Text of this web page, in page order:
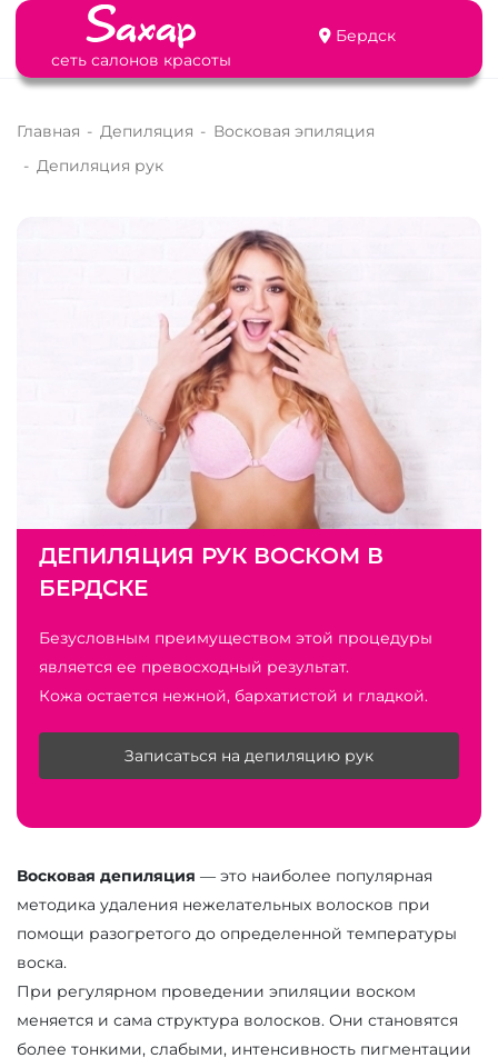
сеть салонов красоты
Бердск
Главная - Депиляция - Восковая эпиляция
- Депиляция рук
ДЕПИЛЯЦИЯ РУК ВОСКОМ В
БЕРДСКЕ
Безусловным преимуществом этой процедуры
является ее превосходный результат.
Кожа остается нежной, бархатистой и гладкой.
Записаться на депиляцию рук
Восковая депиляция — это наиболее популярная
методика удаления нежелательных волосков при
помощи разогретого до определенной температуры
воска.
При регулярном проведении эпиляции воском
меняется и сама структура волосков. Они становятся
более тонкими, слабыми, интенсивность пигментации